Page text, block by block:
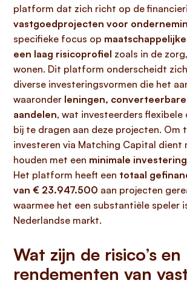
platform dat zich richt op de
vastgoedprojecten voor
specifieke focus op
een laag risicoprofiel zoals in de
wonen. Dit platform onderscheidt
diverse investeringsvormen die het
waaronder leningen,
aandelen, wat investeerders
bij te dragen aan deze projecten. Om
investeren via Matching Capital dient
houden met een minimale
Het platform heeft een totaal
van € 23.947.500 aan projecten
waarmee het een substantiële speler
Nederlandse markt.
Wat zijn de risico’s en
rendementen van